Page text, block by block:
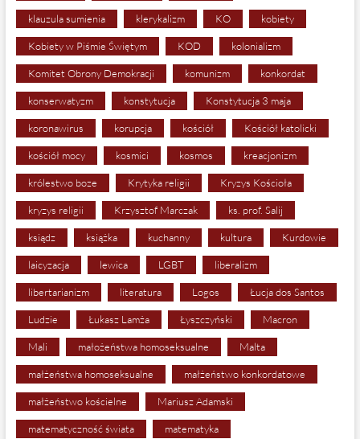
klauzula sumienia klerykalizm KO kobiety
Kobiety w Piśmie Świętym KOD kolonializm
Komitet Obrony Demokracji komunizm konkordat
konserwatyzm konstytucja Konstytucja 3 maja
koronawirus korupcja kościół Kościół katolicki
kościół mocy kosmici kosmos kreacjonizm
królestwo boze Krytyka religii Kryzys Kościoła
kryzys religii Krzysztof Marczak ks. prof. Salij
ksiądz książka kuchanny kultura Kurdowie
laicyzacja lewica LGBT liberalizm
libertarianizm literatura Logos Łucja dos Santos
Ludzie Łukasz Lamża Łyszczyński Macron
Mali małożeństwa homoseksualne Malta
małżeństwa homoseksualne małżeństwo konkordatowe
małżeństwo kościelne Mariusz Adamski
matematyczność świata matematyka